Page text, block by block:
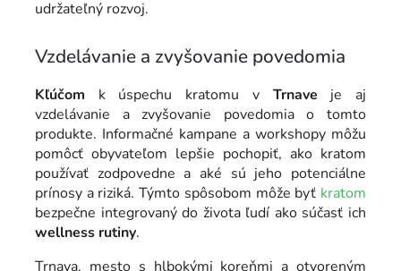
udržateľný rozvoj.
Vzdelávanie a zvyšovanie povedomia
Kľúčom k úspechu kratomu v Trnave je aj
vzdelávanie a zvyšovanie povedomia o tomto
produkte. Informačné kampane a workshopy môžu
pomôcť obyvateľom lepšie pochopiť, ako kratom
používať zodpovedne a aké sú jeho potenciálne
prínosy a riziká. Týmto spôsobom môže byť kratom
bezpečne integrovaný do života ľudí ako súčasť ich
wellness rutiny.
Trnava, mesto s hlbokými koreňmi a otvoreným